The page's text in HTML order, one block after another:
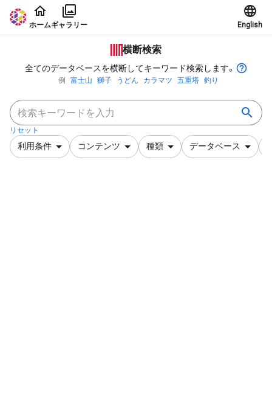
本文に飛ぶ
ホームギャラリー English
横断検索
全てのデータベースを横断してキーワード検索します。
例 富士山 獅子 うどん カラマツ 五重塔 釣り
リセット
利用条件 コンテンツ 種類 データベース